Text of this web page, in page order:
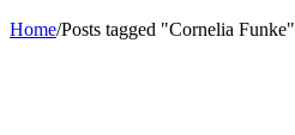
Home/Posts tagged "Cornelia Funke"